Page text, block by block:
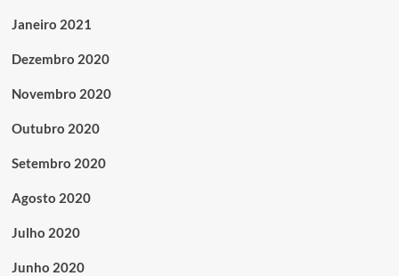
Janeiro 2021
Dezembro 2020
Novembro 2020
Outubro 2020
Setembro 2020
Agosto 2020
Julho 2020
Junho 2020